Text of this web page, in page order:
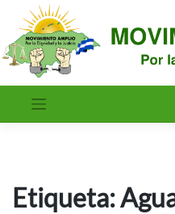
contenido
Etiqueta: